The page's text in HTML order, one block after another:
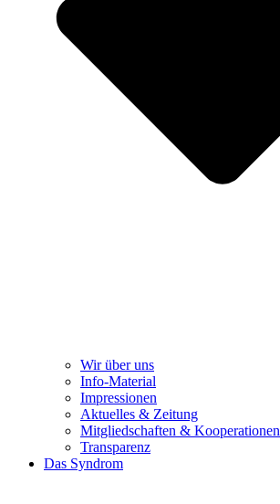
Wir über uns
Info-Material
Impressionen
Aktuelles & Zeitung
Mitgliedschaften & Kooperationen
Transparenz
Das Syndrom